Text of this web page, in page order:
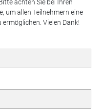
achten Sie bei Ihren
um allen Teilnehmern eine
Vielen Dank!